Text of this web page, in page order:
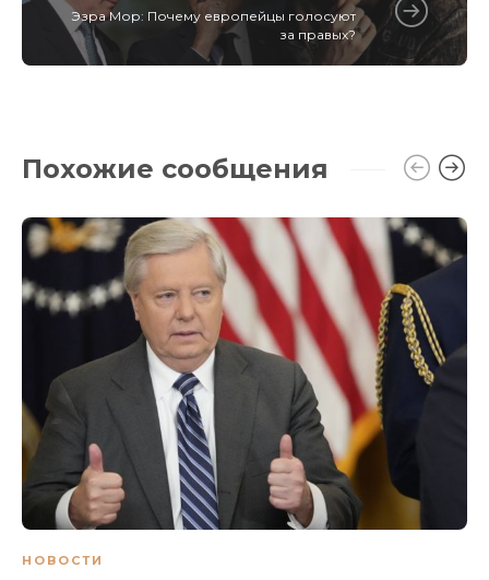
Эзра Мор: Почему европейцы голосуют
за правых?
Похожие сообщения
НОВОСТИ